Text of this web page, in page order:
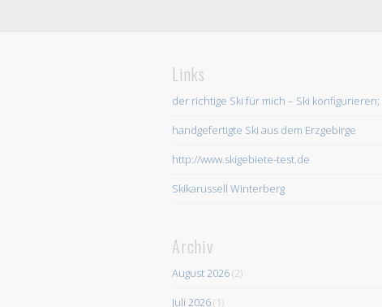
Links
der richtige Ski für mich – Ski
handgefertigte Ski aus dem Erzgebirge
http://www.skigebiete-test.de
Skikarussell Winterberg
Archiv
August 2026(2)
Juli 2026(1)